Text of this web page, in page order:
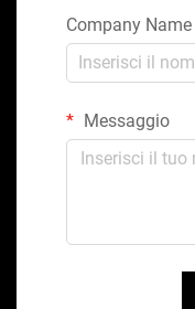
Company Name
Messaggio